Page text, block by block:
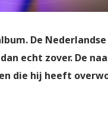
De Nederlandse
echt zover. De
die hij heeft